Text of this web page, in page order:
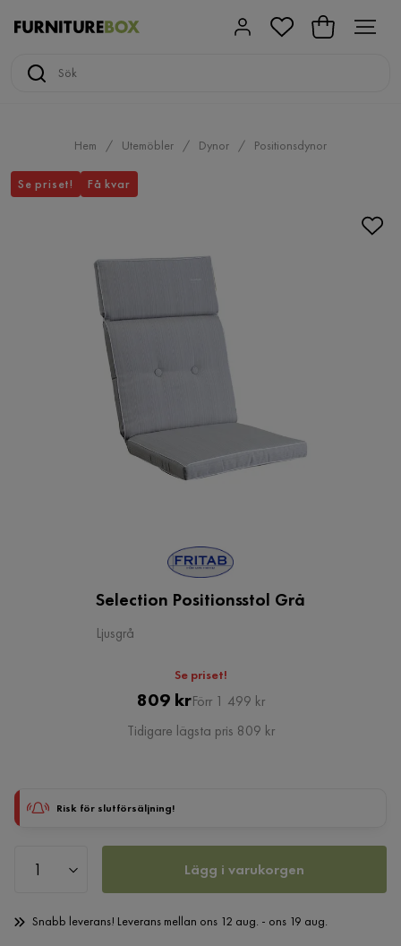
Hem Utemöbler Dynor Positionsdynor
Se priset! Få kvar
Selection Positionsstol Grå
Ljusgrå
Se priset!
Pris
809 kr Original
Pris
Förr 1 499 kr
Tidigare lägsta pris 809 kr
Risk för slutförsäljning!
Lägg i varukorgen
Snabb leverans! Leverans mellan ons 12 aug. - ons 19 aug.